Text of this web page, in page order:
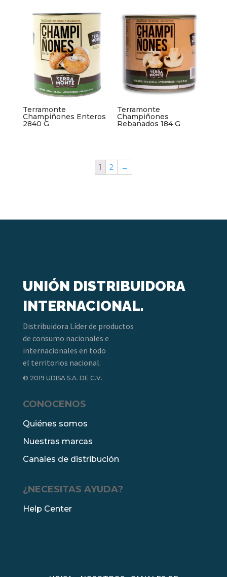
Terramonte
Champiñones Enteros
2840 G
Terramonte
Champiñones
Rebanados 184 G
1 2 →
UNIÓN DISTRIBUIDORA
INTERNACIONAL.
Distribuidora Líder de productos
de consumo nacionales e
internacionales en todo
el territorios nacional.
© 2019 UDISA S.A. DE C.V.
CONOCENOS
Quiénes somos
Nuestras marcas
Canales de distribución
¿NECESITAS AYUDA?
Help Center